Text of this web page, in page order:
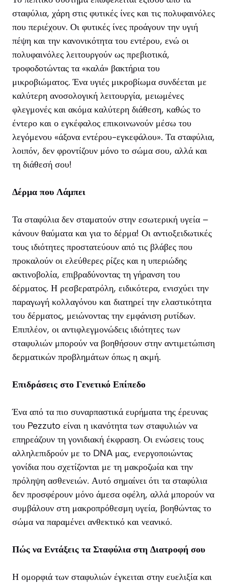
σταφύλια, χάρη στις φυτικές ίνες και τις πολυφαινόλες
που περιέχουν. Οι φυτικές ίνες προάγουν την υγιή
πέψη και την κανονικότητα του εντέρου, ενώ οι
πολυφαινόλες λειτουργούν ως πρεβιοτικά,
τροφοδοτώντας τα «καλά» βακτήρια του
μικροβιώματος. Ένα υγιές μικροβίωμα συνδέεται με
καλύτερη ανοσολογική λειτουργία, μειωμένες
φλεγμονές και ακόμα καλύτερη διάθεση, καθώς το
έντερο και ο εγκέφαλος επικοινωνούν μέσω του
λεγόμενου «άξονα εντέρου-εγκεφάλου». Τα σταφύλια,
λοιπόν, δεν φροντίζουν μόνο το σώμα σου, αλλά και
τη διάθεσή σου!
Δέρμα που Λάμπει
Τα σταφύλια δεν σταματούν στην εσωτερική υγεία –
κάνουν θαύματα και για το δέρμα! Οι αντιοξειδωτικές
τους ιδιότητες προστατεύουν από τις βλάβες που
προκαλούν οι ελεύθερες ρίζες και η υπεριώδης
ακτινοβολία, επιβραδύνοντας τη γήρανση του
δέρματος. Η ρεσβερατρόλη, ειδικότερα, ενισχύει την
παραγωγή κολλαγόνου και διατηρεί την ελαστικότητα
του δέρματος, μειώνοντας την εμφάνιση ρυτίδων.
Επιπλέον, οι αντιφλεγμονώδεις ιδιότητες των
σταφυλιών μπορούν να βοηθήσουν στην αντιμετώπιση
δερματικών προβλημάτων όπως η ακμή.
Επιδράσεις στο Γενετικό Επίπεδο
Ένα από τα πιο συναρπαστικά ευρήματα της έρευνας
του Pezzuto είναι η ικανότητα των σταφυλιών να
επηρεάζουν τη γονιδιακή έκφραση. Οι ενώσεις τους
αλληλεπιδρούν με το DNA μας, ενεργοποιώντας
γονίδια που σχετίζονται με τη μακροζωία και την
πρόληψη ασθενειών. Αυτό σημαίνει ότι τα σταφύλια
δεν προσφέρουν μόνο άμεσα οφέλη, αλλά μπορούν να
συμβάλουν στη μακροπρόθεσμη υγεία, βοηθώντας το
σώμα να παραμένει ανθεκτικό και νεανικό.
Πώς να Εντάξεις τα Σταφύλια στη Διατροφή σου
Η ομορφιά των σταφυλιών έγκειται στην ευελιξία και